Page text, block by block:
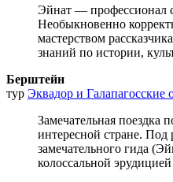
Эйнат — профессионал
Необыкновенно
мастерством
знаний по истории,
Берштейн
тур Эквадор и Галапагосские
Замечательная поездка
интересной стране. Под
замечательного гида
колоссальной